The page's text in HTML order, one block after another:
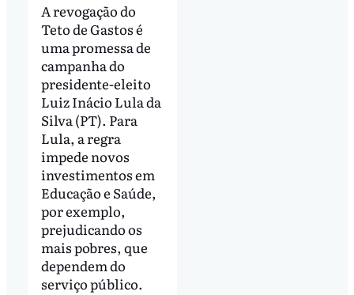
A revogação do
Teto de Gastos é
uma promessa de
campanha do
presidente-eleito
Luiz Inácio Lula da
Silva (PT). Para
Lula, a regra
impede novos
investimentos em
Educação e Saúde,
por exemplo,
prejudicando os
mais pobres, que
dependem do
serviço público.